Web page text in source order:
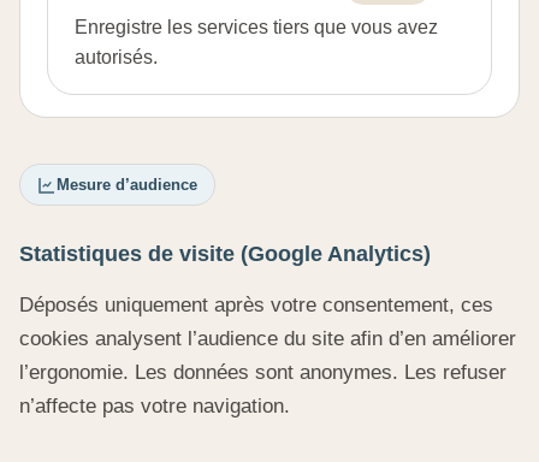
Enregistre les services tiers que vous avez
autorisés.
Mesure d’audience
Statistiques de visite (Google Analytics)
Déposés uniquement après votre consentement, ces
cookies analysent l’audience du site afin d’en améliorer
l’ergonomie. Les données sont anonymes. Les refuser
n’affecte pas votre navigation.